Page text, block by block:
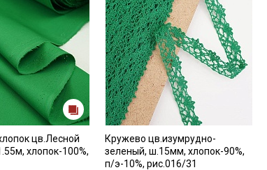
цв.Лесной
хлопок-100%,
Кружево цв.изумрудно-
зеленый, ш.15мм, хлопок-90%,
п/э-10%, рис.016/31